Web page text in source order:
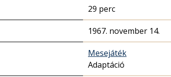
29 perc
1967. november 14.
Mesejáték
Adaptáció